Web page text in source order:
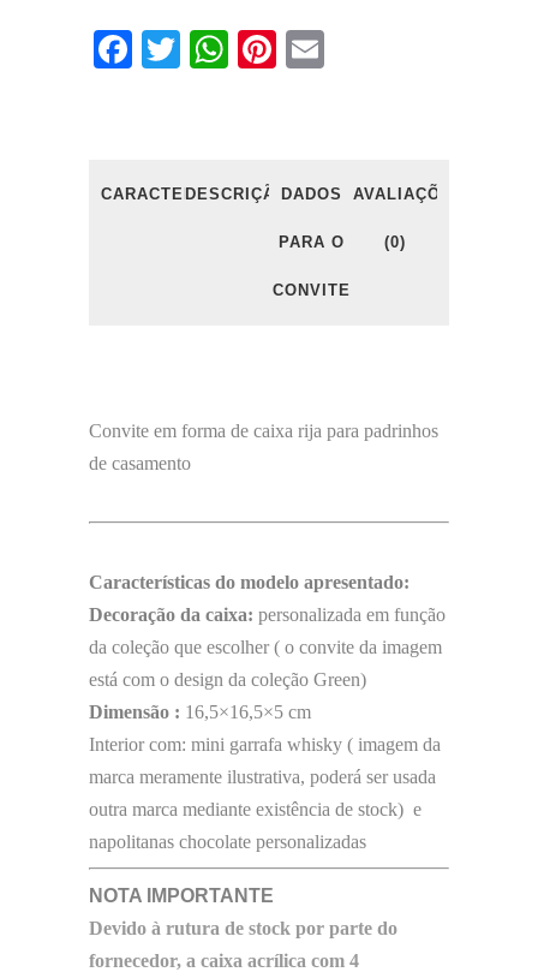
Facebook
TwitterWhatsApp
Pinterest
CARACTERÍSTICAS
DESCRIÇÃODADOS
PARA O
CONVITE
AVALIAÇÕES
(0)
Convite em forma de caixa rija para padrinhos
de casamento
Características do modelo apresentado:
Decoração da caixa: personalizada em função
da coleção que escolher ( o convite da imagem
está com o design da coleção Green)
Dimensão : 16,5×16,5×5 cm
Interior com: mini garrafa whisky ( imagem da
marca meramente ilustrativa, poderá ser usada
outra marca mediante existência de stock) e
napolitanas chocolate personalizadas
NOTA IMPORTANTE
Devido à rutura de stock por parte do
fornecedor, a caixa acrílica com 4